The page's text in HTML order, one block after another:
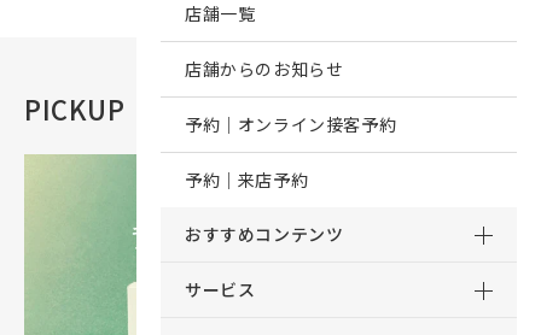
店舗一覧
店舗からのお知らせ
予約｜オンライン接客予約
予約｜来店予約
おすすめコンテンツ
サービス
PICKUP おすすめコンテンツ